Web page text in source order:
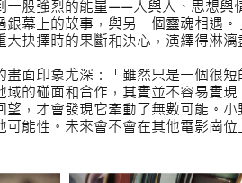
股強烈的能量——人與人、思想與
幕上的故事，與另一個靈魂相遇
抉擇時的果斷和決心，演繹得淋漓
面印象尤深：「雖然只是一個很
的碰面和合作，其實並不容易實現
，才會發現它牽動了無數可能。
能性。未來會不會在其他電影崗